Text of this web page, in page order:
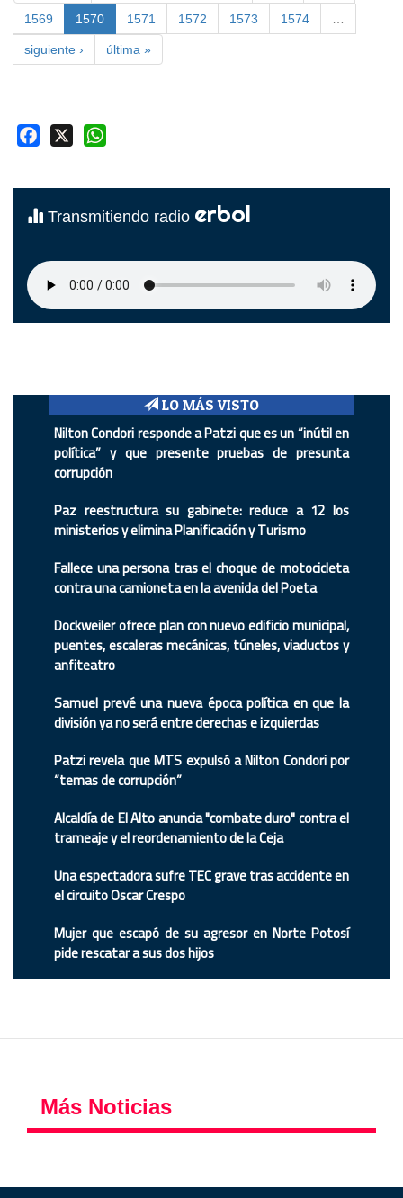
1569 1570 1571 1572 1573 1574
siguiente › última »
Facebook
Transmitiendo radio erbol
LO MÁS VISTO
Nilton Condori responde a Patzi que es un “inútil en
política” y que presente pruebas de presunta
corrupción
Paz reestructura su gabinete: reduce a 12 los
ministerios y elimina Planificación y Turismo
Fallece una persona tras el choque de motocicleta
contra una camioneta en la avenida del Poeta
Dockweiler ofrece plan con nuevo edificio municipal,
puentes, escaleras mecánicas, túneles, viaductos y
anfiteatro
Samuel prevé una nueva época política en que la
división ya no será entre derechas e izquierdas
Patzi revela que MTS expulsó a Nilton Condori por
“temas de corrupción”
Alcaldía de El Alto anuncia "combate duro" contra el
trameaje y el reordenamiento de la Ceja
Una espectadora sufre TEC grave tras accidente en
el circuito Oscar Crespo
Mujer que escapó de su agresor en Norte Potosí
pide rescatar a sus dos hijos
Más Noticias